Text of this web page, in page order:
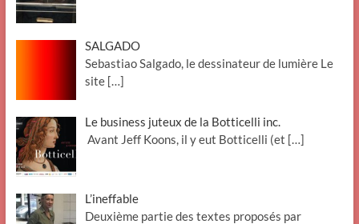
SALGADO
Sebastiao Salgado, le dessinateur de lumière Le
site […]
Le business juteux de la Botticelli inc.
Avant Jeff Koons, il y eut Botticelli (et […]
L’ineffable
Deuxième partie des textes proposés par